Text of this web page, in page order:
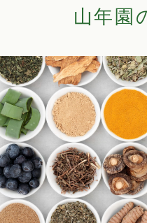
山年園